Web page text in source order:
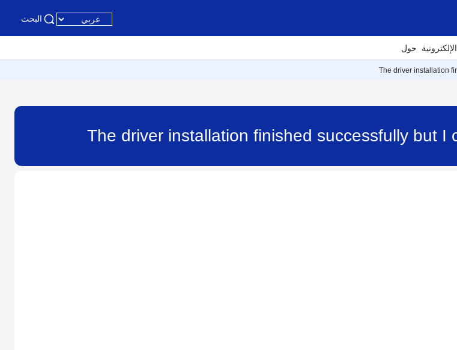
البحث
حول
The driver installation
The driver installation finished successfully but I